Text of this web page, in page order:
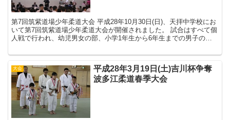
第7回筑紫道場少年柔道大会 平成28年10月30日(日)、天拝中学校にお
いて第7回筑紫道場少年柔道大会が開催されました。 試合はすべて個
人戦で行われ、幼児男女の部、小学1年生から6年生までの男子の
大会
平成28年3月19日(土)吉川杯争奪
波多江柔道春季大会